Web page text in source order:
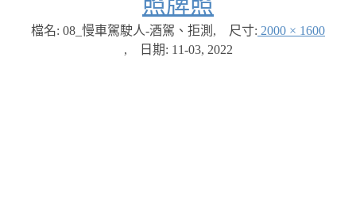
檔名: 08_慢車駕駛人-酒駕、拒測 , 尺寸: 2000 × 1600
,
日期: 11-03, 2022